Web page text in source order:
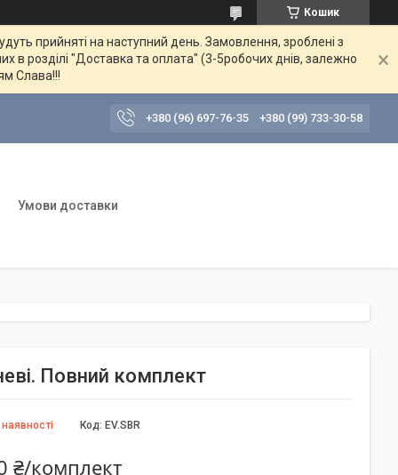
Кошик
прийняті на наступний день. Замовлення, зроблені з
в розділі "Доставка та оплата" (3-5робочих днів, залежно
Слава!!!
+380 (96) 697-76-35 +380 (99) 733-30-58
Умови доставки
Повний комплект
Код: EV.SBR
₴/комплект